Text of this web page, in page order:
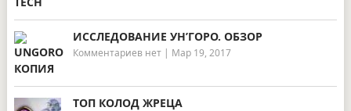
ИССЛЕДОВАНИЕ УН’ГОРО. ОБЗОР
Комментариев нет| Мар 19, 2017
ТОП КОЛОД ЖРЕЦА